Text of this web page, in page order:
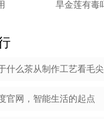
旱金莲有毒
什么茶从制作工艺看毛
官网，智能生活的起点